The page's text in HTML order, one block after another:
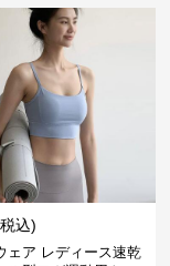
込)
ェア レディース速乾